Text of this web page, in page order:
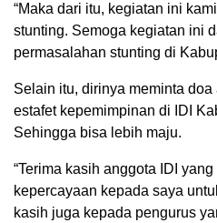
“Maka dari itu, kegiatan ini
stunting. Semoga kegiatan ini
permasalahan stunting di
Selain itu, dirinya meminta
estafet kepemimpinan di IDI
Sehingga bisa lebih maju.
“Terima kasih anggota IDI
kepercayaan kepada saya
kasih juga kepada pengurus